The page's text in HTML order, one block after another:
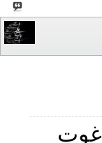
غوت